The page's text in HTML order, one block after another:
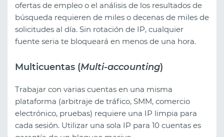
ofertas de empleo o el análisis de los resultados de
búsqueda requieren de miles o decenas de miles de
solicitudes al día. Sin rotación de IP, cualquier
fuente seria te bloqueará en menos de una hora.
Multicuentas (Multi-accounting)
Trabajar con varias cuentas en una misma
plataforma (arbitraje de tráfico, SMM, comercio
electrónico, pruebas) requiere una IP limpia para
cada sesión. Utilizar una sola IP para 10 cuentas es